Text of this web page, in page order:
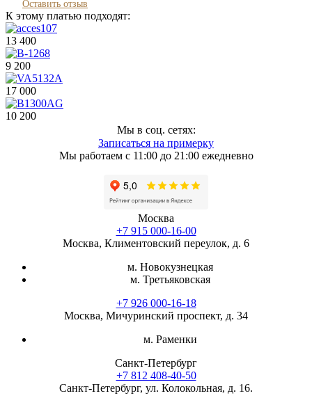
Оставить отзыв
К этому платью подходят:
13 400
9 200
17 000
10 200
Мы в соц. сетях:
Записаться на примерку
Мы работаем с 11:00 до 21:00 ежедневно
Москва
+7 915 000-16-00
Москва, Климентовский переулок, д. 6
м. Новокузнецкая
м. Третьяковская
+7 926 000-16-18
Москва, Мичуринский проспект, д. 34
м. Раменки
Санкт-Петербург
+7 812 408-40-50
Санкт-Петербург, ул. Колокольная, д. 16.